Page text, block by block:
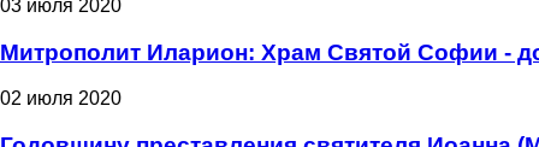
03 июля 2020
Митрополит Иларион: Храм Святой Софии -
02 июля 2020